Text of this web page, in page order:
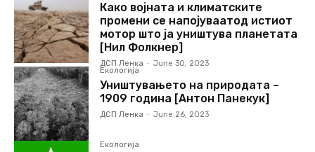
Како војната и климатските
промени се напојуваатод истиот
мотор што ја уништува планетата
[Нил Фолкнер]
ДСП Ленка - June 30, 2023
Екологија
Уништувањето на природата –
1909 година [Антон Панекук]
ДСП Ленка - June 26, 2023
Екологија